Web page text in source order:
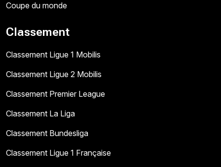
Coupe du monde
Classement
Classement Ligue 1 Mobilis
Classement Ligue 2 Mobilis
Classement Premier League
Classement La Liga
Classement Bundesliga
Classement Ligue 1 Française